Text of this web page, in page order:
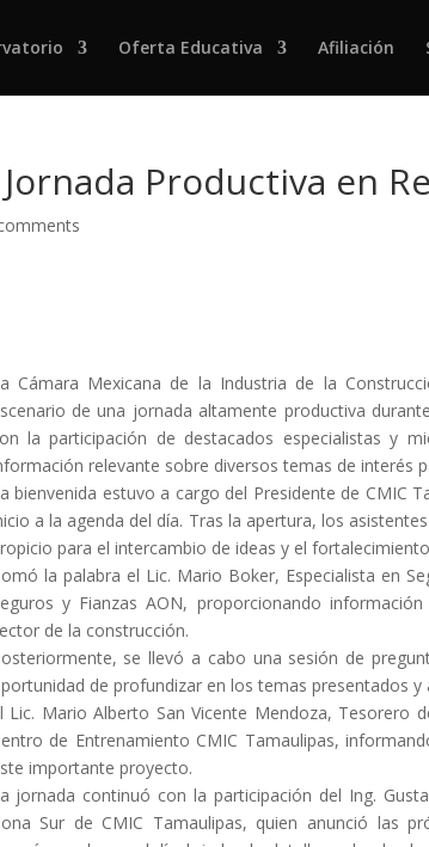
Oferta Educativa Afiliación
Productiva en
Cámara Mexicana de la Industria de la
de una jornada altamente productiva
la participación de destacados especialistas y
relevante sobre diversos temas de interés
bienvenida estuvo a cargo del Presidente de CMIC
a la agenda del día. Tras la apertura, los
para el intercambio de ideas y el
la palabra el Lic. Mario Boker, Especialista en
y Fianzas AON, proporcionando
de la construcción.
se llevó a cabo una sesión de
de profundizar en los temas presentados y
Lic. Mario Alberto San Vicente Mendoza, Tesorero
de Entrenamiento CMIC Tamaulipas,
importante proyecto.
jornada continuó con la participación del Ing.
Sur de CMIC Tamaulipas, quien anunció las